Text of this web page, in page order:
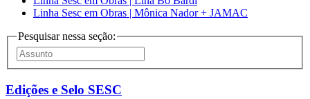
Linha Sesc em Obras | Mônica Nador + JAMAC
Pesquisar nessa seção:
Edições e Selo SESC